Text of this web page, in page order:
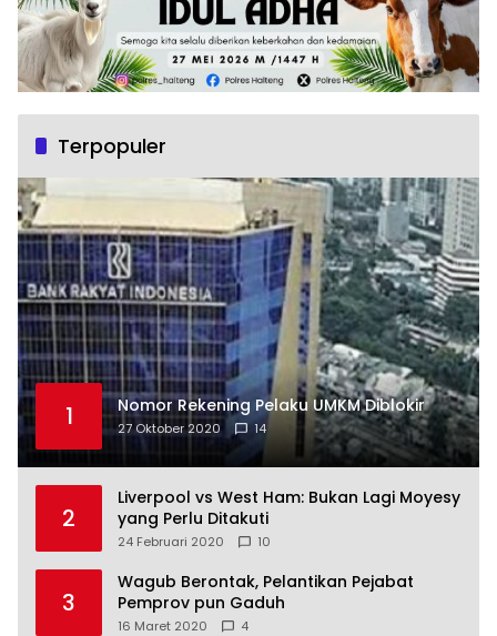
Terpopuler
1 Nomor Rekening Pelaku UMKM Diblokir
27 Oktober 2020 14
2
Liverpool vs West Ham: Bukan Lagi Moyesy
yang Perlu Ditakuti
24 Februari 2020 10
3
Wagub Berontak, Pelantikan Pejabat
Pemprov pun Gaduh
16 Maret 2020 4